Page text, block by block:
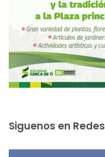
Siguenos en Redes